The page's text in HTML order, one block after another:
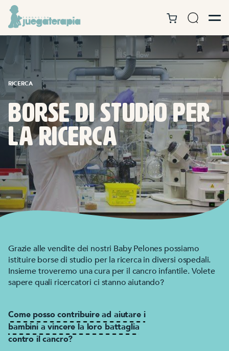
RICERCA
Borse di studio per
la ricerca
Grazie alle vendite dei nostri Baby Pelones possiamo
istituire borse di studio per la ricerca in diversi ospedali.
Insieme troveremo una cura per il cancro infantile. Volete
sapere quali ricercatori ci stanno aiutando?
Come posso contribuire ad aiutare i
bambini a vincere la loro battaglia
contro il cancro?